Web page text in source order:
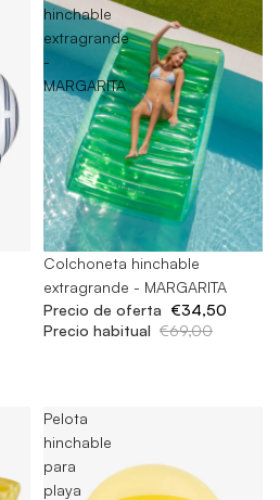
hinchable
extragrande
-
MARGARITA
-50%
Colchoneta hinchable
extragrande - MARGARITA
Precio de oferta €34,50
Precio habitual €69,00
Pelota
hinchable
para
playa